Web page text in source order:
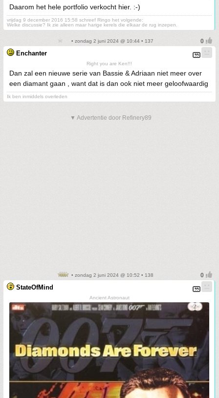
Daarom het hele portfolio verkocht hier. :-)
vrijdag 9 december 2016 15:58 schreef Ringo het volgende:
Welke discussie? Ik zie alleen maar harige kerels die elkaar de rug inzepen.
• zondag 2 juni 2024 @ 10:44 • 137
Enchanter
Right you are Ken!!!
Dan zal een nieuwe serie van Bassie & Adriaan niet meer over
een diamant gaan , want dat is dan ook niet meer geloofwaardig
Ik ben inmiddels overleden
▼ Advertentie door Refinery89
• zondag 2 juni 2024 @ 10:52 • 138
StateOfMind
Ancient Astronaut